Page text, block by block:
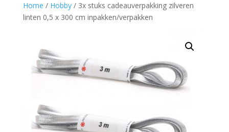
Home / Hobby/ 3x stuks cadeauverpakking zilveren
linten 0,5 x 300 cm inpakken/verpakken